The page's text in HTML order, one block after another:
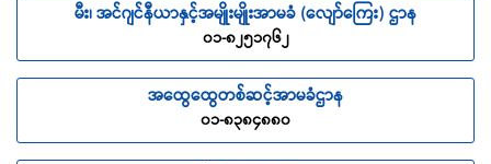
မီး၊ အင်ဂျင်နီယာနှင့်အမျိုးမျိုးအာမခံ (လျော်ကြေး) ဌာန
၀၁-၈၂၅၁၇၆၂
အထွေထွေတစ်ဆင့်အာမခံဌာန
၀၁-၈၃၈၄၈၈၀